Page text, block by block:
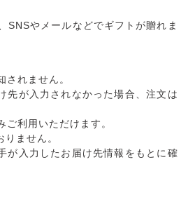
SNSやメールなどでギフトが贈れま
れません。
先が入力されなかった場合、注文は
利用いただけます。
ません。
が入力したお届け先情報をもとに確